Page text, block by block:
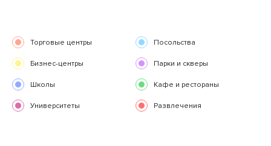
Торговые центры Посольства
Бизнес-центры Парки и скверы
Школы Кафе и рестораны
Университеты Развлечения